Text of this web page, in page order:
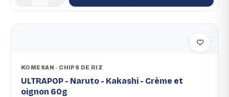
KOMESAN - CHIPS DE RIZ
ULTRAPOP - Naruto - Kakashi - Crème et
oignon 60g